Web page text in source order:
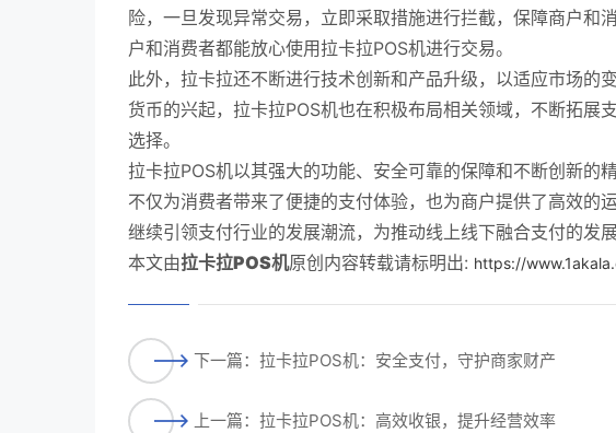
险，一旦发现异常交易，立即采取措施进行拦截，保障商户和
户和消费者都能放心使用拉卡拉POS机进行交易。
此外，拉卡拉还不断进行技术创新和产品升级，以适应市场的
货币的兴起，拉卡拉POS机也在积极布局相关领域，不断拓展
选择。
拉卡拉POS机以其强大的功能、安全可靠的保障和不断创新的
不仅为消费者带来了便捷的支付体验，也为商户提供了高效的
继续引领支付行业的发展潮流，为推动线上线下融合支付的发
本文由拉卡拉POS机原创内容转载请标明出: https://
下一篇：拉卡拉POS机：安全支付，守护商家财产
上一篇：拉卡拉POS机：高效收银，提升经营效率